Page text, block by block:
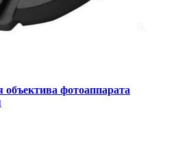
фотоаппарата